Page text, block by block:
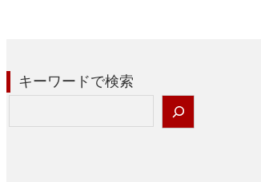
キーワードで検索
索